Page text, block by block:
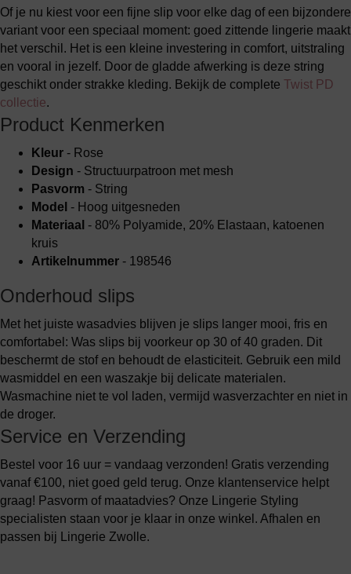
Of je nu kiest voor een fijne slip voor elke dag of een bijzondere
variant voor een speciaal moment: goed zittende lingerie maakt
het verschil. Het is een kleine investering in comfort, uitstraling
en vooral in jezelf. Door de gladde afwerking is deze string
geschikt onder strakke kleding. Bekijk de complete Twist PD
collectie.
Product Kenmerken
Kleur - Rose
Design - Structuurpatroon met mesh
Pasvorm - String
Model - Hoog uitgesneden
Materiaal - 80% Polyamide, 20% Elastaan, katoenen
kruis
Artikelnummer - 198546
Onderhoud slips
Met het juiste wasadvies blijven je slips langer mooi, fris en
comfortabel: Was slips bij voorkeur op 30 of 40 graden. Dit
beschermt de stof en behoudt de elasticiteit. Gebruik een mild
wasmiddel en een waszakje bij delicate materialen.
Wasmachine niet te vol laden, vermijd wasverzachter en niet in
de droger.
Service en Verzending
Bestel voor 16 uur = vandaag verzonden! Gratis verzending
vanaf €100, niet goed geld terug. Onze klantenservice helpt
graag! Pasvorm of maatadvies? Onze Lingerie Styling
specialisten staan voor je klaar in onze winkel. Afhalen en
passen bij Lingerie Zwolle.